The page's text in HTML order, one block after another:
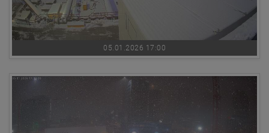
05.01.2026 17:00